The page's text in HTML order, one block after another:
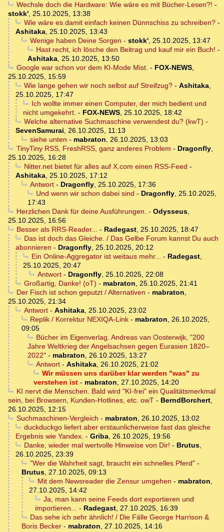
Wechsle doch die Hardware: Wie wäre es mit Bücher-Lesen?! -
stokk', 25.10.2025, 13:38
Wie wäre es damit einfach keinen Dünnschiss zu schreiben?-
Ashitaka, 25.10.2025, 13:43
Wenige haben Deine Sorgen - stokk', 25.10.2025, 13:47
Hast recht, ich lösche den Beitrag und kauf mir ein Buch! -
Ashitaka, 25.10.2025, 13:50
Google war schon vor dem KI-Mode Mist. - FOX-NEWS,
25.10.2025, 15:59
Wie lange gehen wir noch selbst auf Streifzug?- Ashitaka,
25.10.2025, 17:47
Ich wollte immer einen Computer, der mich bedient und
nicht umgekehrt. - FOX-NEWS, 25.10.2025, 18:42
Welche alternative Suchmaschine verwendest du? (kwT) -
SevenSamurai, 26.10.2025, 11:13
siehe unten - mabraton, 26.10.2025, 13:03
TinyTiny RSS, FreshRSS, ganz anderes Problem - Dragonfly,
25.10.2025, 16:28
Nitter.net bietet für alles auf X.com einen RSS-Feed -
Ashitaka, 25.10.2025, 17:12
Antwort- Dragonfly, 25.10.2025, 17:36
Und wenn wir schon dabei sind - Dragonfly, 25.10.2025,
17:43
Herzlichen Dank für deine Ausführungen. - Odysseus,
25.10.2025, 16:56
Besser als RRS-Reader... - Radegast, 25.10.2025, 18:47
Das ist doch das Gleiche. / Das Gelbe Forum kannst Du auch
abonnieren - Dragonfly, 25.10.2025, 20:12
Ein Online-Aggregator ist weitaus mehr... - Radegast,
25.10.2025, 20:47
Antwort- Dragonfly, 25.10.2025, 22:08
Großartig, Danke! (oT) - mabraton, 25.10.2025, 21:41
Der Fisch ist schon geputzt / Alternativen - mabraton,
25.10.2025, 21:34
Antwort- Ashitaka, 25.10.2025, 23:02
Replik / Korrektur NEXIQA-Link- mabraton, 26.10.2025,
09:05
Bücher im Eigenverlag. Andreas van Oosterwijk, "200
Jahre Weltkrieg der Angelsachsen gegen Eurasien 1820–
2022" - mabraton, 26.10.2025, 13:27
Antwort- Ashitaka, 26.10.2025, 21:02
Wir müssen uns darüber klar werden "was" zu
verstehen ist - mabraton, 27.10.2025, 14:20
KI nervt die Menschen. Bald wird "KI-frei" ein Qualitätsmerkmal
sein, bei Browsern, Kunden-Hotlines, etc. owT - BerndBorchert,
26.10.2025, 12:15
Suchmaschinen-Vergleich - mabraton, 26.10.2025, 13:02
duckduckgo liefert aber erstaunlicherweise fast das gleiche
Ergebnis wie Yandex. - Griba, 26.10.2025, 19:56
Danke, wieder mal wertvolle Hinweise von Dir! - Brutus,
26.10.2025, 23:39
"Wer die Wahrheit sagt, braucht ein schnelles Pferd"-
Brutus, 27.10.2025, 09:13
Mit dem Newsreader die Zensur umgehen - mabraton,
27.10.2025, 14:42
Ja, man kann seine Feeds dort exportieren und
importieren... - Radegast, 27.10.2025, 16:39
Das sehe ich sehr ähnlich! / Die Fälle George Harrison &
Boris Becker - mabraton, 27.10.2025, 14:16